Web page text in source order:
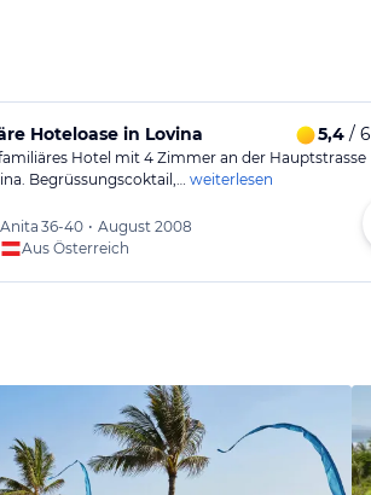
Hoteloase in Lovina 5,4/ 6
Hotel mit 4 Zimmer an der Hauptstrasse
Begrüssungscoktail,… weiterlesen
Anita 36-40 • August 2008
Aus Österreich